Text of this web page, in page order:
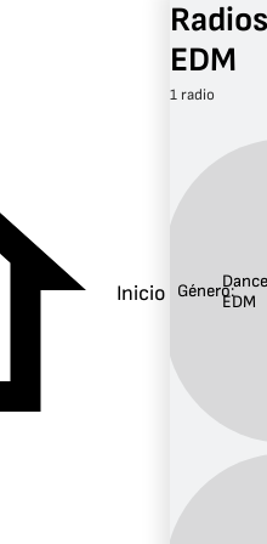
Inicio
EDM
1 radio
Género:EDM